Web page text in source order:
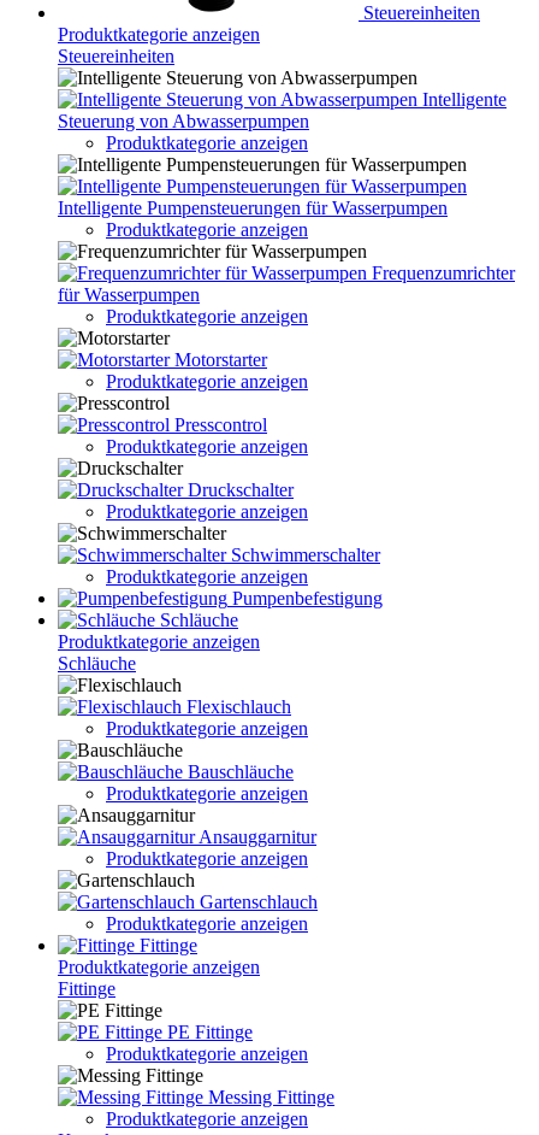
Steuereinheiten
Produktkategorie anzeigen
Steuereinheiten
Intelligente
Steuerung von Abwasserpumpen
Produktkategorie anzeigen
Intelligente Pumpensteuerungen für Wasserpumpen
Produktkategorie anzeigen
Frequenzumrichter
für Wasserpumpen
Produktkategorie anzeigen
Motorstarter
Produktkategorie anzeigen
Presscontrol
Produktkategorie anzeigen
Druckschalter
Produktkategorie anzeigen
Schwimmerschalter
Produktkategorie anzeigen
Pumpenbefestigung
Schläuche
Produktkategorie anzeigen
Schläuche
Flexischlauch
Produktkategorie anzeigen
Bauschläuche
Produktkategorie anzeigen
Ansauggarnitur
Produktkategorie anzeigen
Gartenschlauch
Produktkategorie anzeigen
Fittinge
Produktkategorie anzeigen
Fittinge
PE Fittinge
Produktkategorie anzeigen
Messing Fittinge
Produktkategorie anzeigen